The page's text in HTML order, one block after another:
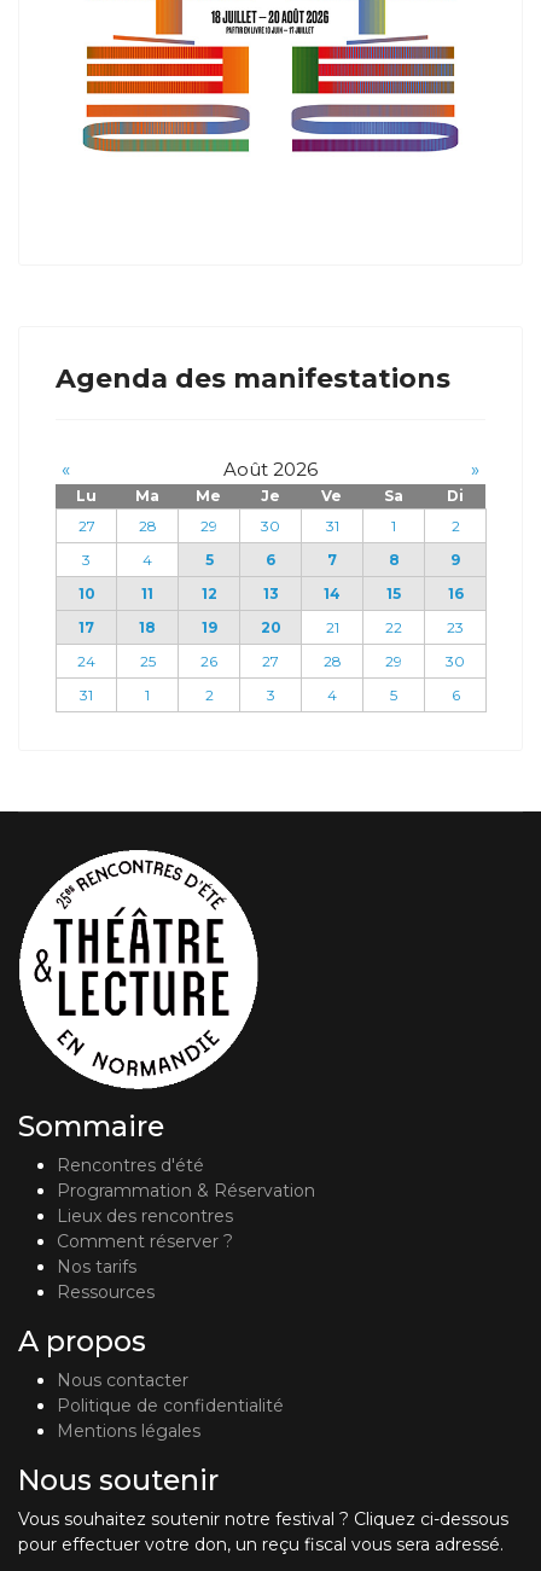
Agenda des manifestations
« Août 2026 »
Lu Ma Me Je Ve Sa
Di
27
28 29 30 31 1
2
3
4 5 6 7 8
9
10
11 12 13 14 15
16
17
18 19 20 21 22
23
24
25 26 27 28 29
30
31
1 2 3 4 5 6
Sommaire
Rencontres d'été
Programmation & Réservation
Lieux des rencontres
Comment réserver ?
Nos tarifs
Ressources
A propos
Nous contacter
Politique de confidentialité
Mentions légales
Nous soutenir
Vous souhaitez soutenir notre festival ? Cliquez ci-dessous
pour effectuer votre don, un reçu fiscal vous sera adressé.